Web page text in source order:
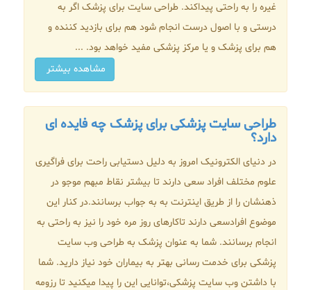
غیره را به راحتی پیداکند. طراحی سایت برای پزشک اگر به
درستی و با اصول درست انجام شود هم برای بازدید کننده و
هم برای پزشک و یا مرکز پزشکی مفید خواهد بود. ...
مشاهده بیشتر
طراحی سایت پزشکی برای پزشک چه فایده ای
دارد؟
در دنیای الکترونیک امروز به دلیل دستیابی راحت برای فراگیری
علوم مختلف افراد سعی دارند تا بیشتر نقاط مبهم موجو در
ذهنشان را از طریق اینترنت به به جواب برسانند.در کنار این
موضوع افرادسعی دارند تاکارهای روز مره خود را نیز به راحتی به
انجام برسانند. شما به عنوان پزشک به طراحی وب سایت
پزشکی برای خدمت رسانی بهتر به بیماران خود نیاز دارید. شما
با داشتن وب سایت پزشکی،توانایی این را پیدا میکنید تا رزومه